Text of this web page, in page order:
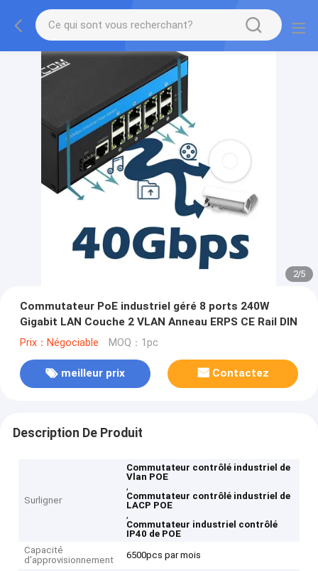
2/5
Commutateur PoE industriel géré 8 ports 240W
Gigabit LAN Couche 2 VLAN Anneau ERPS CE Rail DIN
Prix：Négociable MOQ：1pc
meilleur prix Contactez
Description De Produit
Surligner
Commutateur contrôlé industriel de
Vlan POE
,
Commutateur contrôlé industriel de
LACP POE
,
Commutateur industriel contrôlé
IP40 de POE
Capacité
d'approvisionnement
6500pcs par mois